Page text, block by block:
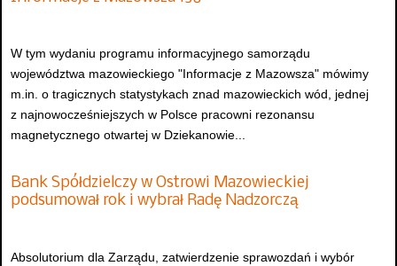
W tym wydaniu programu informacyjnego samorządu
województwa mazowieckiego "Informacje z Mazowsza" mówimy
m.in. o tragicznych statystykach znad mazowieckich wód, jednej
z najnowocześniejszych w Polsce pracowni rezonansu
magnetycznego otwartej w Dziekanowie...
Bank Spółdzielczy w Ostrowi Mazowieckiej
podsumował rok i wybrał Radę Nadzorczą
Absolutorium dla Zarządu, zatwierdzenie sprawozdań i wybór